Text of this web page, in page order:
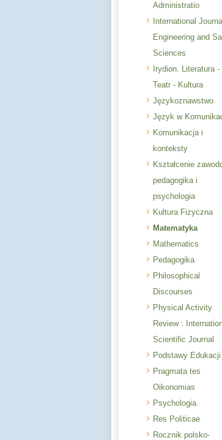
Administratio
International
Engineering and
Sciences
Irydion. Literatura -
Teatr - Kultura
Językoznawstwo
Język w
Komunikacja i
konteksty
Kształcenie
pedagogika i
psychologia
Kultura Fizyczna
Matematyka
Mathematics
Pedagogika
Philosophical
Discourses
Physical Activity
Review :
Scientific Journal
Podstawy Edukacji
Pragmata tes
Oikonomias
Psychologia
Res Politicae
Rocznik polsko-